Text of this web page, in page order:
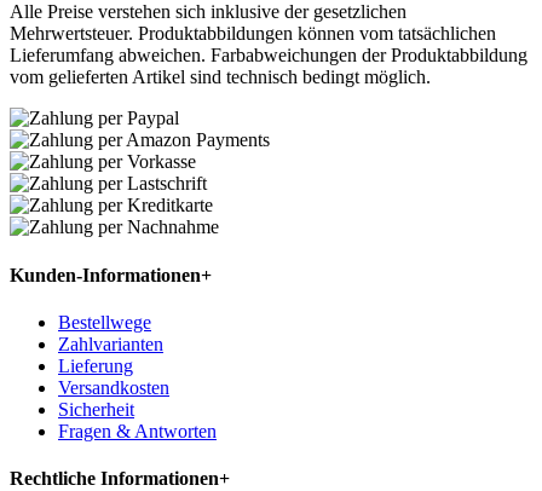
Alle Preise verstehen sich inklusive der gesetzlichen
Mehrwertsteuer. Produktabbildungen können vom tatsächlichen
Lieferumfang abweichen. Farbabweichungen der Produktabbildung
vom gelieferten Artikel sind technisch bedingt möglich.
Kunden-Informationen+
Bestellwege
Zahlvarianten
Lieferung
Versandkosten
Sicherheit
Fragen & Antworten
Rechtliche Informationen+